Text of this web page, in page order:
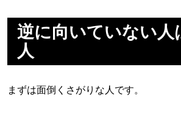
逆に向いていない人
人
まずは面倒くさがりな人です。